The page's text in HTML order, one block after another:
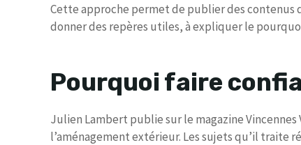
Cette approche permet de publier des contenus
donner des repères utiles, à expliquer le
Pourquoi faire
Julien Lambert publie sur le magazine
l’aménagement extérieur. Les sujets qu’il traite